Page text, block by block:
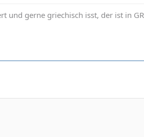
und gerne griechisch isst, der ist in